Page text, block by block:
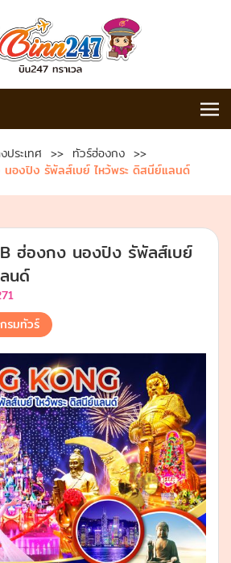
ประเทศ
ทัวร์ฮ่องกง
นองปิง รัพัลส์เบย์ ไหว้พระ ดิสนีย์แลนด์
ฮ่องกง นองปิง รัพัลส์เบย์
นด์
รมทัวร์